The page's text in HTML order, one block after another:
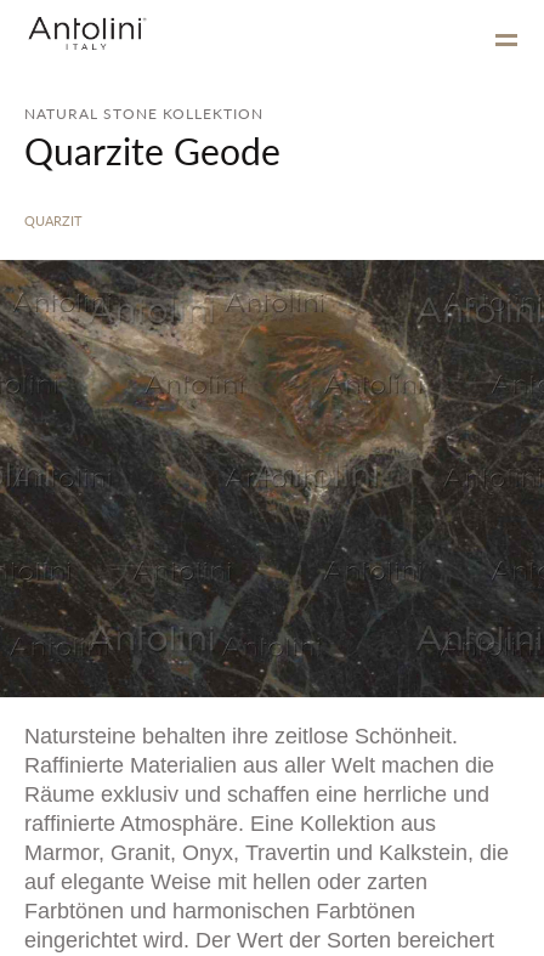
NATURAL STONE KOLLEKTION
Quarzite Geode
QUARZIT
Natursteine behalten ihre zeitlose Schönheit.
Raffinierte Materialien aus aller Welt machen die
Räume exklusiv und schaffen eine herrliche und
raffinierte Atmosphäre. Eine Kollektion aus
Marmor, Granit, Onyx, Travertin und Kalkstein, die
auf elegante Weise mit hellen oder zarten
Farbtönen und harmonischen Farbtönen
eingerichtet wird. Der Wert der Sorten bereichert